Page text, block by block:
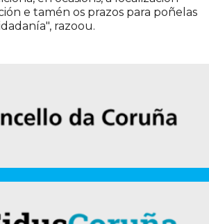
e tamén os prazos para poñelas
razoou.